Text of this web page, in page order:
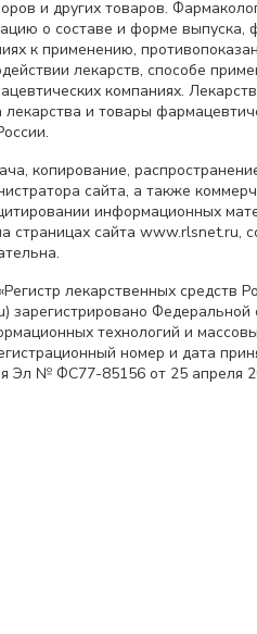
и других товаров.
о составе и форме выпуска,
к применению,
лекарств, способе
компаниях.
и товары
копирование,
сайта, а также
информационных
страницах сайта www.rlsnet.ru,
лекарственных средств
зарегистрировано
технологий и
номер и дата
Эл № ФС77-85156 от 25 апреля